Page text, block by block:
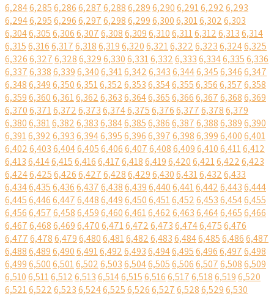
6,2846,2856,2866,2876,2886,2896,2906,2916,2926,293
6,2946,2956,2966,2976,2986,2996,3006,3016,3026,303
6,3046,3056,3066,3076,3086,3096,3106,3116,3126,3136,314
6,3156,3166,3176,3186,3196,3206,3216,3226,3236,3246,325
6,3266,3276,3286,3296,3306,3316,3326,3336,3346,3356,336
6,3376,3386,3396,3406,3416,3426,3436,3446,3456,3466,347
6,3486,3496,3506,3516,3526,3536,3546,3556,3566,3576,358
6,3596,3606,3616,3626,3636,3646,3656,3666,3676,3686,369
6,3706,3716,3726,3736,3746,3756,3766,3776,3786,379
6,3806,3816,3826,3836,3846,3856,3866,3876,3886,3896,390
6,3916,3926,3936,3946,3956,3966,3976,3986,3996,4006,401
6,4026,4036,4046,4056,4066,4076,4086,4096,4106,4116,412
6,4136,4146,4156,4166,4176,4186,4196,4206,4216,4226,423
6,4246,4256,4266,4276,4286,4296,4306,4316,4326,433
6,4346,4356,4366,4376,4386,4396,4406,4416,4426,4436,444
6,4456,4466,4476,4486,4496,4506,4516,4526,4536,4546,455
6,4566,4576,4586,4596,4606,4616,4626,4636,4646,4656,466
6,4676,4686,4696,4706,4716,4726,4736,4746,4756,476
6,4776,4786,4796,4806,4816,4826,4836,4846,4856,4866,487
6,4886,4896,4906,4916,4926,4936,4946,4956,4966,4976,498
6,4996,5006,5016,5026,5036,5046,5056,5066,5076,5086,509
6,5106,5116,5126,5136,5146,5156,5166,5176,5186,5196,520
6,5216,5226,5236,5246,5256,5266,5276,5286,5296,530